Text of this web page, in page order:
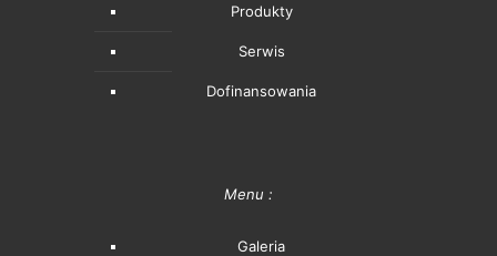
Produkty
Serwis
Dofinansowania
Menu :
Galeria